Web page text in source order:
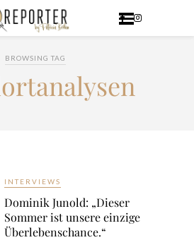
BROWSING TAG
INTERVIEWS
Dominik Junold: „Dieser
Sommer ist unsere einzige
Überlebenschance.“